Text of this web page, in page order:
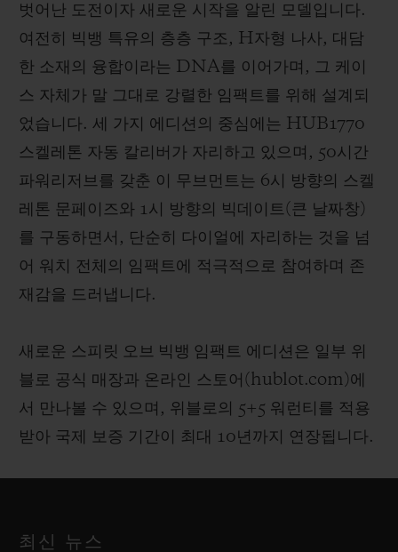
벗어난 도전이자 새로운 시작을 알린 모델입니다.
여전히 빅뱅 특유의 층층 구조, H자형 나사, 대담
한 소재의 융합이라는 DNA를 이어가며, 그 케이
스 자체가 말 그대로 강렬한 임팩트를 위해 설계되
었습니다. 세 가지 에디션의 중심에는 HUB1770
스켈레톤 자동 칼리버가 자리하고 있으며, 50시간
파워리저브를 갖춘 이 무브먼트는 6시 방향의 스켈
레톤 문페이즈와 1시 방향의 빅데이트(큰 날짜창)
를 구동하면서, 단순히 다이얼에 자리하는 것을 넘
어 워치 전체의 임팩트에 적극적으로 참여하며 존
재감을 드러냅니다.
새로운 스피릿 오브 빅뱅 임팩트 에디션은 일부 위
블로 공식 매장과 온라인 스토어(hublot.com)에
서 만나볼 수 있으며, 위블로의 5+5 워런티를 적용
받아 국제 보증 기간이 최대 10년까지 연장됩니다.
최신 뉴스